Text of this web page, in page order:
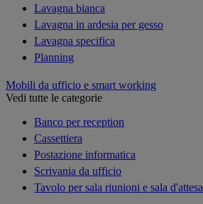
Lavagna bianca
Lavagna in ardesia per gesso
Lavagna specifica
Planning
Mobili da ufficio e smart working
Vedi tutte le categorie
Banco per reception
Cassettiera
Postazione informatica
Scrivania da ufficio
Tavolo per sala riunioni e sala d'attesa